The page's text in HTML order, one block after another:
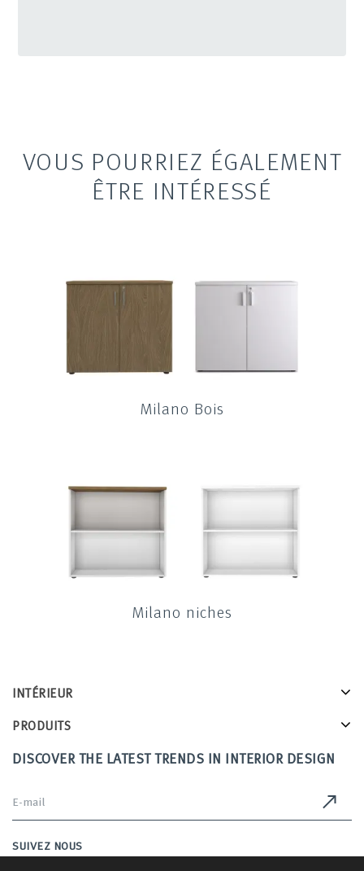
VOUS POURRIEZ ÉGALEMENT
ÊTRE INTÉRESSÉ
Milano Bois
Milano niches
INTÉRIEUR
PRODUITS
DISCOVER THE LATEST TRENDS IN INTERIOR DESIGN
SUIVEZ NOUS